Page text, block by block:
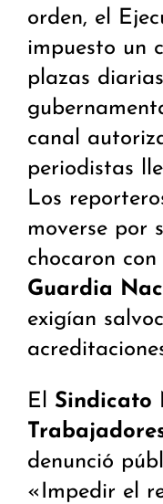
orden, el
impuesto un
plazas
canal
periodistas
Los
moverse por
chocaron
Guardia
exigían
El Sindicato
denunció
«Impedir el